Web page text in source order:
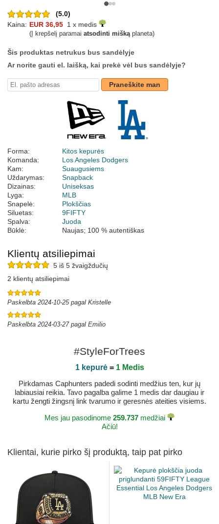
(5.0)
Kaina: EUR 36,95 1 x medis
(Į krepšelį paramai atsodinti miškąplaneta)
Šis produktas netrukus bus sandėlyje
Ar norite gauti el. laišką, kai prekė vėl bus sandėlyje?
Praneškite man
Forma:
Kitos kepurės
Komanda:
Los Angeles Dodgers
Kam:
Suaugusiems
Uždarymas:
Snapback
Dizainas:
Uniseksas
Lyga:
MLB
Snapelė:
Plokščias
Siluetas:
9FIFTY
Spalva:
Juoda
Būklė:
Naujas; 100 % autentiškas
Klientų atsiliepimai
5 iš 5 žvaigždučių
2 klientų atsiliepimai
Paskelbta 2024-10-25 pagal Kristelle
Paskelbta 2024-03-27 pagal Emilio
#StyleForTrees
1 kepurė= 1 Medis
Pirkdamas Caphunters padedi sodinti medžius ten, kur jų
labiausiai reikia. Tavo pagalba galime 1 medis dar daugiau ir
kartu žengti žingsnį link tvarumo ir geresnės ateities visiems.
Mes jau pasodinome 259.737 medžiai
Ačiū!
Klientai, kurie pirko šį produktą, taip pat pirko